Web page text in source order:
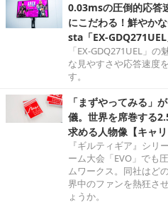
0.03msの圧倒的応答
にこだわる！鮮やか
sta「EX-
「EX-GDQ271UEL」
な見やすさや応答速度
す。
「まずやってみる」
儀。世界を席巻する
求める人物像【キャリ
『ギルティギア』シリ
ーム大会「EVO」でも
ムワークス。同社はど
界中のファンを熱狂さ
ょうか。